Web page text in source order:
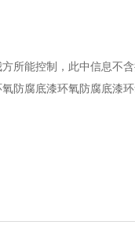
所能控制，此中信息不
防腐底漆环氧防腐底漆